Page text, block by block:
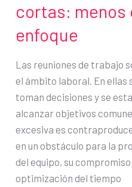
cortas: menos
enfoque
Las reuniones de trabajo
el ámbito laboral. En ellas
toman decisiones y se
alcanzar objetivos
excesiva es
en un obstáculo para la
del equipo, su
optimización del tiempo